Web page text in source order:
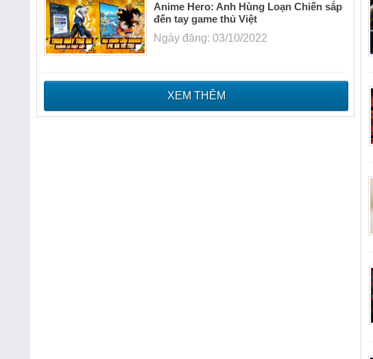
Anime Hero: Anh Hùng Loạn Chiến sắp
đến tay game thủ Việt
Ngày đăng: 03/10/2022
XEM THÊM